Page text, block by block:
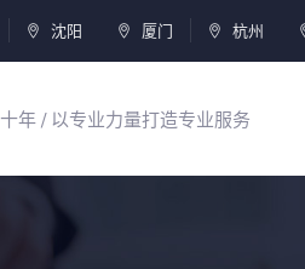
沈阳 厦门 杭州
十年 / 以专业力量打造专业服务